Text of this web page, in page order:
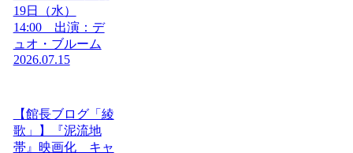
19日（水）
14:00 出演：デ
ュオ・ブルーム
2026.07.15
【館長ブログ「綾
歌」】『泥流地
帯』映画化 キャ